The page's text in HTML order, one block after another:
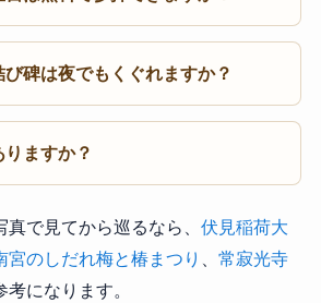
碑は夜でもくぐれますか？
ますか？
で見てから巡るなら、 伏見稲荷大
宮のしだれ梅と椿まつり 、 常寂光寺
考になります。